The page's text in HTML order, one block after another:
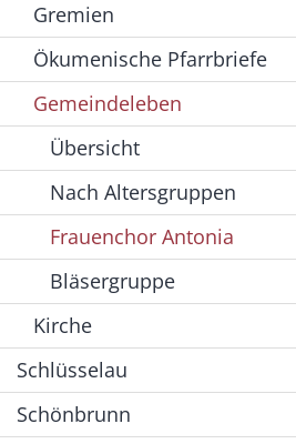
Gremien
Ökumenische Pfarrbriefe
Gemeindeleben
Übersicht
Nach Altersgruppen
Frauenchor Antonia
Bläsergruppe
Kirche
Schlüsselau
Schönbrunn